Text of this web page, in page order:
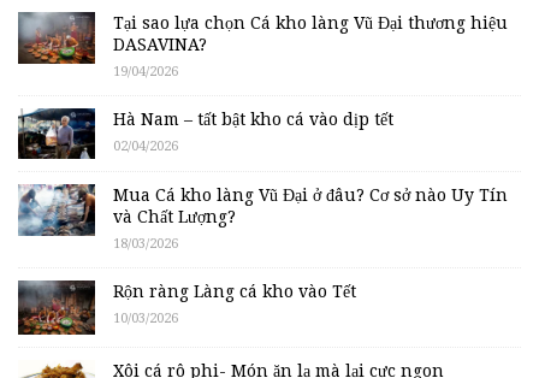
Tại sao lựa chọn Cá kho làng Vũ Đại thương hiệu
DASAVINA?
19/04/2026
Hà Nam – tất bật kho cá vào dịp tết
02/04/2026
Mua Cá kho làng Vũ Đại ở đâu? Cơ sở nào Uy Tín
và Chất Lượng?
18/03/2026
Rộn ràng Làng cá kho vào Tết
10/03/2026
Xôi cá rô phi- Món ăn lạ mà lại cực ngon